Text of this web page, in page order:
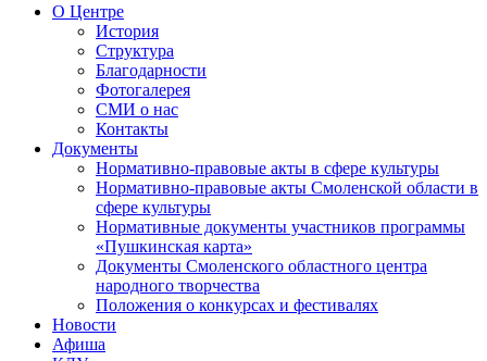
О Центре
История
Структура
Благодарности
Фотогалерея
СМИ о нас
Контакты
Документы
Нормативно-правовые акты в сфере культуры
Нормативно-правовые акты Смоленской области в
сфере культуры
Нормативные документы участников программы
«Пушкинская карта»
Документы Смоленского областного центра
народного творчества
Положения о конкурсах и фестивалях
Новости
Афиша